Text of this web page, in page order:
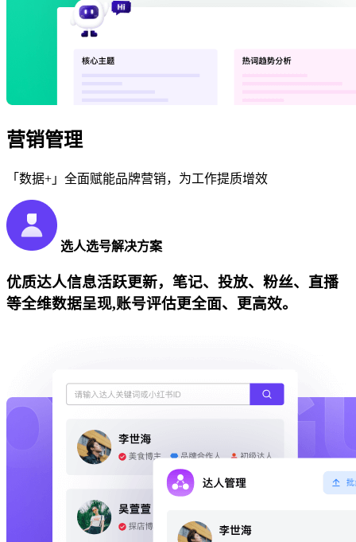
营销管理
「数据+」全面赋能品牌营销，为工作提质增效
选人选号解决方案
优质达人信息活跃更新，笔记、投放、粉丝、直播
等全维数据呈现,账号评估更全面、更高效。